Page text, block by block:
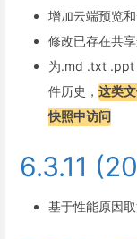
增加云端预览
修改已存在共
为.md .txt .ppt
件历史， 这类
快照中访问
6.3.11
基于性能原因